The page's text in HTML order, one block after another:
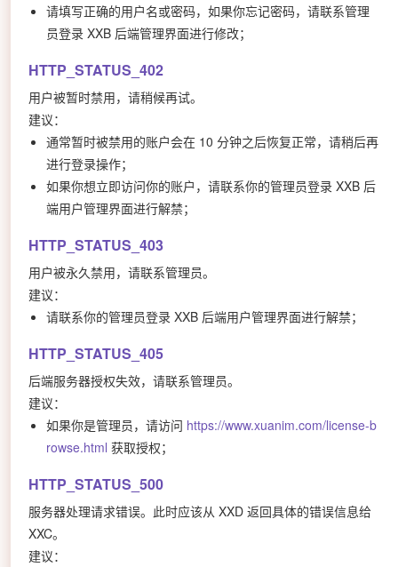
请填写正确的用户名或密码，如果你忘记密码，请联系管理
员登录 XXB 后端管理界面进行修改；
HTTP_STATUS_402
用户被暂时禁用，请稍候再试。
建议：
通常暂时被禁用的账户会在 10 分钟之后恢复正常，请稍后再
进行登录操作；
如果你想立即访问你的账户，请联系你的管理员登录 XXB 后
端用户管理界面进行解禁；
HTTP_STATUS_403
用户被永久禁用，请联系管理员。
建议：
请联系你的管理员登录 XXB 后端用户管理界面进行解禁；
HTTP_STATUS_405
后端服务器授权失效，请联系管理员。
建议：
如果你是管理员，请访问 https://www.xuanim.com/license-b
rowse.html 获取授权；
HTTP_STATUS_500
服务器处理请求错误。此时应该从 XXD 返回具体的错误信息给
XXC。
建议：